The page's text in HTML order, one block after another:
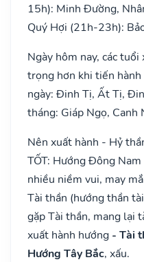
15h): Minh Đường,
Quý Hợi (21h-23h):
Ngày hôm nay, các tuổi
trọng hơn khi tiến hành
ngày: Đinh Tị, Ất Tị,
tháng: Giáp Ngọ, Canh
Nên xuất hành - Hỷ
TỐT: Hướng Đông
nhiều niềm vui, may
Tài thần (hướng thần
gặp Tài thần, mang lại
xuất hành hướng - Tài
Hướng Tây Bắc, xấu.